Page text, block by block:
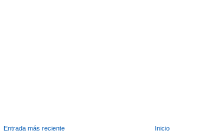
Entrada más reciente Inicio